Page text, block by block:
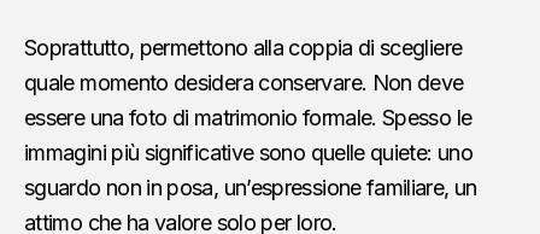
Soprattutto, permettono alla coppia di scegliere
quale momento desidera conservare. Non deve
essere una foto di matrimonio formale. Spesso le
immagini più significative sono quelle quiete: uno
sguardo non in posa, un’espressione familiare, un
attimo che ha valore solo per loro.